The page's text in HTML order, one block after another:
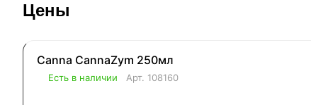
Цены
Canna CannaZym 250мл
Есть в наличии Арт. 108160